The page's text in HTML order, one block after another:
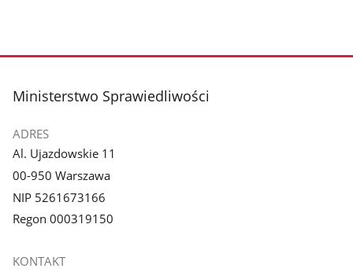
stopka
Ministerstwo Sprawiedliwości
ADRES
Al. Ujazdowskie 11
00-950 Warszawa
NIP 5261673166
Regon 000319150
KONTAKT